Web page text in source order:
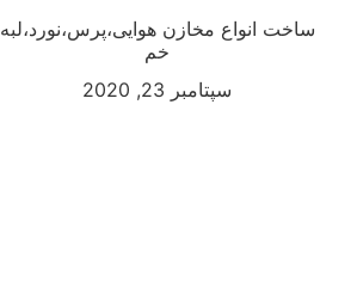
ساخت انواع مخازن هوایی،پرس،نورد،لبه
خم
سپتامبر 23, 2020